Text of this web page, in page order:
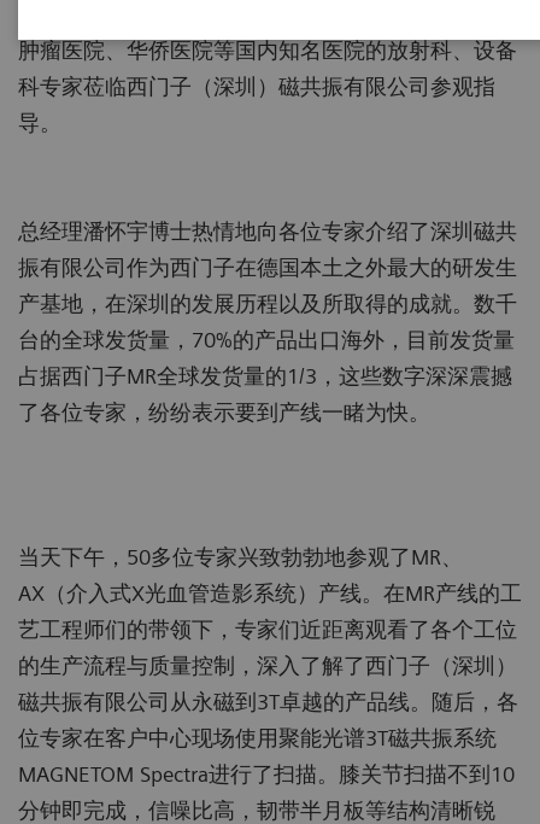
肿瘤医院、华侨医院等国内知名医院的放射科、设备
科专家莅临西门子（深圳）磁共振有限公司参观指
导。
总经理潘怀宇博士热情地向各位专家介绍了深圳磁共
振有限公司作为西门子在德国本土之外最大的研发生
产基地，在深圳的发展历程以及所取得的成就。数千
台的全球发货量，70%的产品出口海外，目前发货量
占据西门子MR全球发货量的1/3，这些数字深深震撼
了各位专家，纷纷表示要到产线一睹为快。
当天下午，50多位专家兴致勃勃地参观了MR、
AX（介入式X光血管造影系统）产线。在MR产线的工
艺工程师们的带领下，专家们近距离观看了各个工位
的生产流程与质量控制，深入了解了西门子（深圳）
磁共振有限公司从永磁到3T卓越的产品线。随后，各
位专家在客户中心现场使用聚能光谱3T磁共振系统
MAGNETOM Spectra进行了扫描。膝关节扫描不到10
分钟即完成，信噪比高，韧带半月板等结构清晰锐